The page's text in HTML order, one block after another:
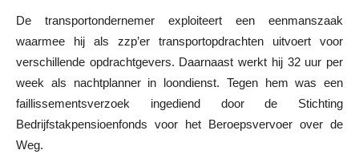
De transportondernemer exploiteert een eenmanszaak
waarmee hij als zzp’er transportopdrachten uitvoert voor
verschillende opdrachtgevers. Daarnaast werkt hij 32 uur per
week als nachtplanner in loondienst. Tegen hem was een
faillissementsverzoek ingediend door de Stichting
Bedrijfstakpensioenfonds voor het Beroepsvervoer over de
Weg.